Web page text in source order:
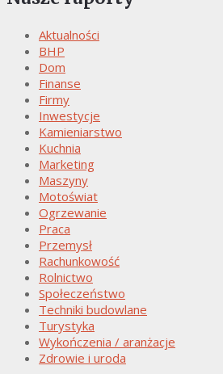
Aktualności
BHP
Dom
Finanse
Firmy
Inwestycje
Kamieniarstwo
Kuchnia
Marketing
Maszyny
Motoświat
Ogrzewanie
Praca
Przemysł
Rachunkowość
Rolnictwo
Społeczeństwo
Techniki budowlane
Turystyka
Wykończenia / aranżacje
Zdrowie i uroda